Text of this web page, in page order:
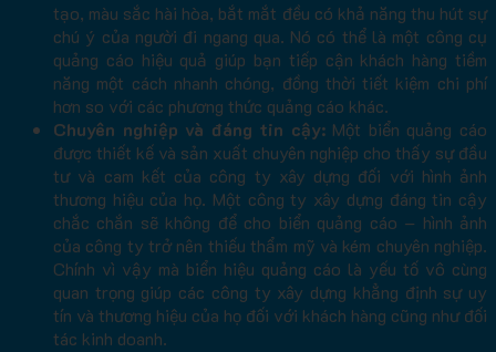
tạo, màu sắc hài hòa, bắt mắt đều có khả năng thu hút sự
chú ý của người đi ngang qua. Nó có thể là một công cụ
quảng cáo hiệu quả giúp bạn tiếp cận khách hàng tiềm
năng một cách nhanh chóng, đồng thời tiết kiệm chi phí
hơn so với các phương thức quảng cáo khác.
Chuyên nghiệp và đáng tin cậy:Một biển quảng cáo
được thiết kế và sản xuất chuyên nghiệp cho thấy sự đầu
tư và cam kết của công ty xây dựng đối với hình ảnh
thương hiệu của họ. Một công ty xây dựng đáng tin cậy
chắc chắn sẽ không để cho biển quảng cáo – hình ảnh
của công ty trở nên thiếu thẩm mỹ và kém chuyên nghiệp.
Chính vì vậy mà biển hiệu quảng cáo là yếu tố vô cùng
quan trọng giúp các công ty xây dựng khẳng định sự uy
tín và thương hiệu của họ đối với khách hàng cũng như đối
tác kinh doanh.